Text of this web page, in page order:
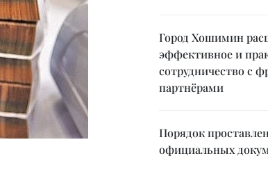
Город Хошимин
эффективное и
сотрудничество с
партнёрами
Порядок
официальных